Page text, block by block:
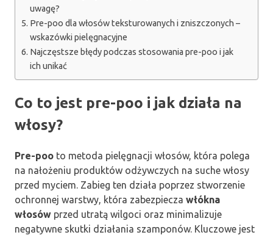
uwagę?
Pre-poo dla włosów teksturowanych i zniszczonych –
wskazówki pielęgnacyjne
Najczęstsze błędy podczas stosowania pre-poo i jak
ich unikać
Co to jest pre-poo i jak działa na
włosy?
Pre-poo to metoda pielęgnacji włosów, która polega
na nałożeniu produktów odżywczych na suche włosy
przed myciem. Zabieg ten działa poprzez stworzenie
ochronnej warstwy, która zabezpiecza włókna
włosów przed utratą wilgoci oraz minimalizuje
negatywne skutki działania szamponów. Kluczowe jest